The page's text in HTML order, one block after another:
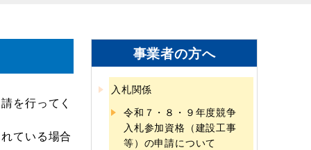
を行ってく
ている場合
事業者の方へ
入札関係
令和７・８・９年度競争
入札参加資格（建設工事
等）の申請について